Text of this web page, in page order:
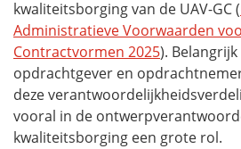
kwaliteitsborging van de UAV-GC (
Administratieve Voorwaarden
Contractvormen 2025).
opdrachtgever en
deze
vooral in de
kwaliteitsborging een grote rol.